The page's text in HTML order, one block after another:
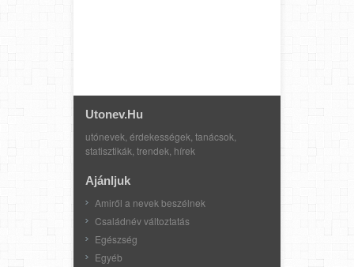
Utonev.hu
utónevek, érdekességek, tanácsok,
statisztikák, trendek, hírek
Ajánljuk
Amiről a nevek beszélnek
Családnév változtatás
Egészség
Egyéb